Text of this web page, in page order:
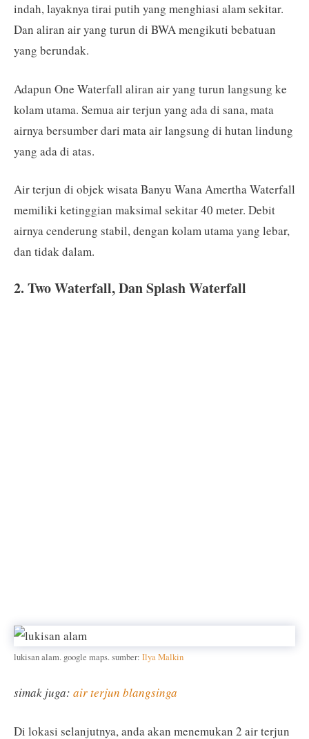
indah, layaknya tirai putih yang menghiasi alam sekitar.
Dan aliran air yang turun di BWA mengikuti bebatuan
yang berundak.
Adapun One Waterfall aliran air yang turun langsung ke
kolam utama. Semua air terjun yang ada di sana, mata
airnya bersumber dari mata air langsung di hutan lindung
yang ada di atas.
Air terjun di objek wisata Banyu Wana Amertha Waterfall
memiliki ketinggian maksimal sekitar 40 meter. Debit
airnya cenderung stabil, dengan kolam utama yang lebar,
dan tidak dalam.
2. Two Waterfall, Dan Splash Waterfall
lukisan alam. google maps. sumber: Ilya Malkin
simak juga: air terjun blangsinga
Di lokasi selanjutnya, anda akan menemukan 2 air terjun